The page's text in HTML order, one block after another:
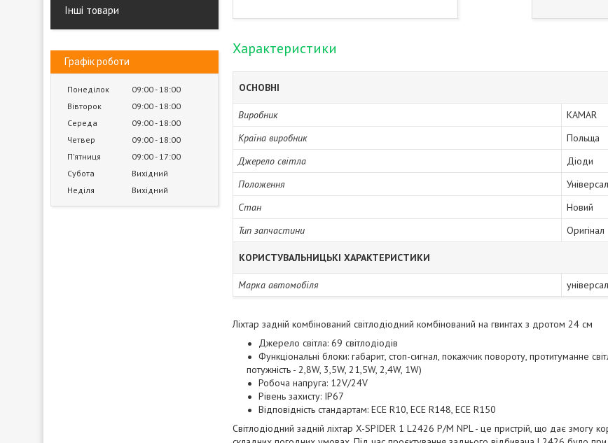
Інші товари
Графік роботи
Понеділок 09:00 18:00
Вівторок
09:00 18:00
Середа
09:00 18:00
Четвер
09:00 18:00
Пʼятниця
09:00 17:00
Субота
Вихідний
Неділя
Вихідний
Характеристики
ОСНОВНІ
Виробник
KAMAR
Країна виробник
Польща
Джерело світла
Діоди
Положення
Стан
Новий
Тип запчастини
Оригінал
КОРИСТУВАЛЬНИЦЬКІ ХАРАКТЕРИСТИКИ
Марка автомобіля
Ліхтар задній комбінований світлодіодний комбінований на гвинтах з дротом 24 см
Джерело світла: 69 світлодіодів
Функціональні блоки: габарит, стоп-сигнал, покажчик повороту, протитуманне
потужність - 2,8W, 3,5W, 21,5W, 2,4W, 1W)
Робоча напруга: 12V/24V
Рівень захисту: IP67
Відповідність стандартам: ECE R10, ECE R148, ECE R150
Світлодіодний задній ліхтар X-SPIDER 1 L2426 P/M NPL - це пристрій, що дає змогу